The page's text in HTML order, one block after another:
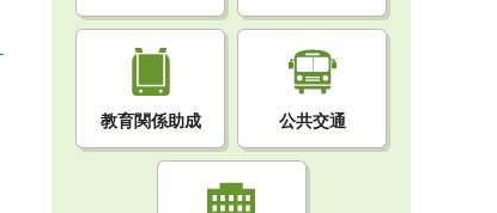
教育関係助成 公共交通